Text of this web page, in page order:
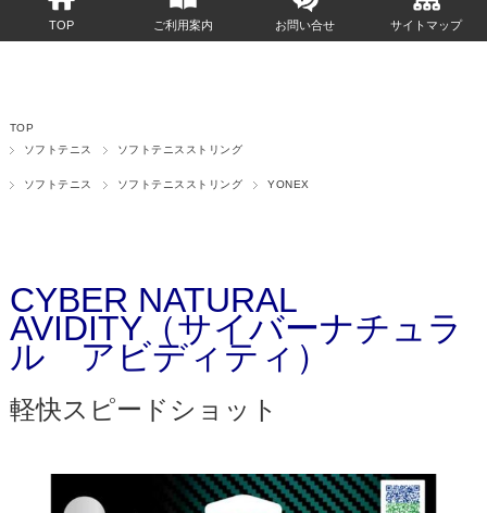
TOP ご利用案内 お問い合せ サイトマップ
TOP
ソフトテニス
ソフトテニスストリング
ソフトテニス ソフトテニスストリング YONEX
CYBER NATURAL
AVIDITY（サイバーナチュラ
ル アビディティ）
軽快スピードショット